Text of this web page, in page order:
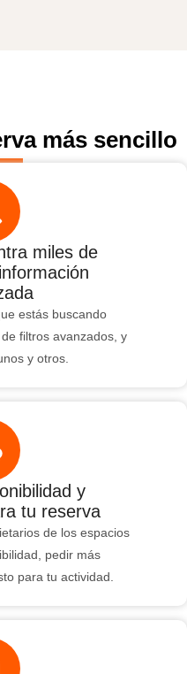
más sencillo
miles de
estás buscando
filtros avanzados, y
y otros.
y
tu reserva
de los espacios
pedir más
para tu actividad.